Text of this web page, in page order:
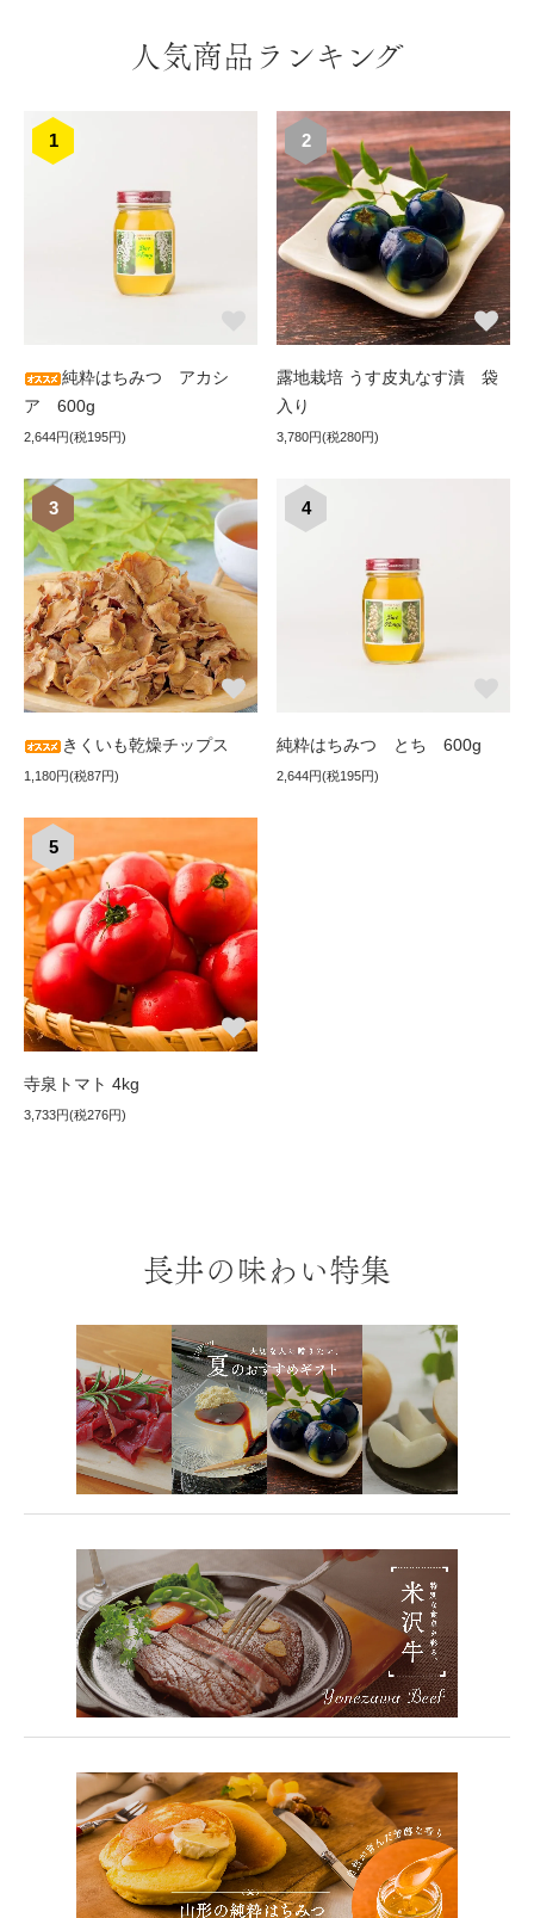
人気商品ランキング
1
純粋はちみつ アカシ
ア 600g
2,644円(税195円)
2
露地栽培 うす皮丸なす漬 袋
入り
3,780円(税280円)
3
きくいも乾燥チップス
1,180円(税87円)
4
純粋はちみつ とち 600g
2,644円(税195円)
5
寺泉トマト 4kg
3,733円(税276円)
長井の味わい特集